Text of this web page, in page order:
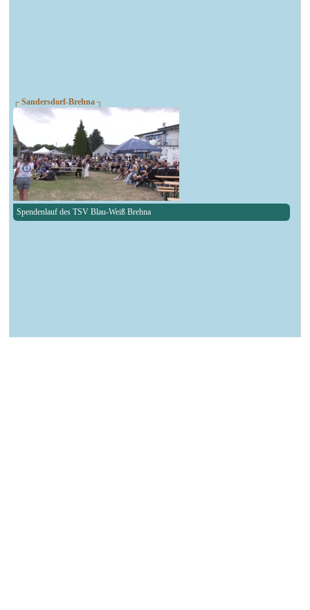
┌ Sandersdorf-Brehna ┐
Spendenlauf des TSV Blau-Weiß Brehna